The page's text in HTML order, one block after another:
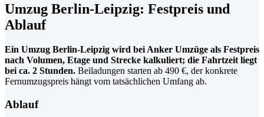
Umzug Berlin-Leipzig: Festpreis und
Ablauf
Ein Umzug Berlin-Leipzig wird bei Anker Umzüge als Festpreis
nach Volumen, Etage und Strecke kalkuliert; die Fahrtzeit liegt
bei ca. 2 Stunden. Beiladungen starten ab 490 €, der konkrete
Fernumzugspreis hängt vom tatsächlichen Umfang ab.
Ablauf